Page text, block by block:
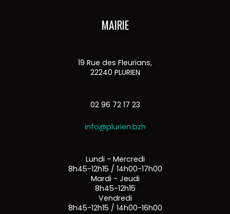
MAIRIE
19 Rue des Fleurians,
22240 PLURIEN
02 96 72 17 23
info@plurien.bzh
Lundi - Mercredi
8h45-12h15 / 14h00-17h00
Mardi - Jeudi
8h45-12h15
Vendredi
8h45-12h15 / 14h00-16h00